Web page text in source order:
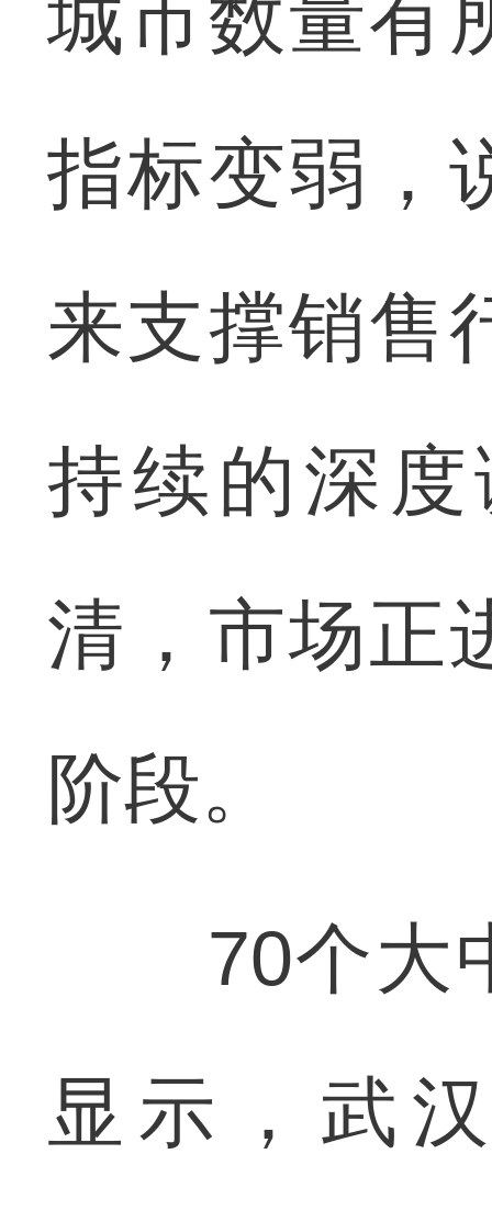
城市数量有
指标变弱，
来支撑销售
持续的深
清，市场正
阶段。
70个大中
显示，武